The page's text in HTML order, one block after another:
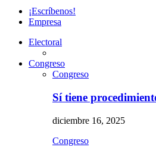
¡Escríbenos!
Empresa
Electoral
Congreso
Congreso
Sí tiene
diciembre 16, 2025
Congreso